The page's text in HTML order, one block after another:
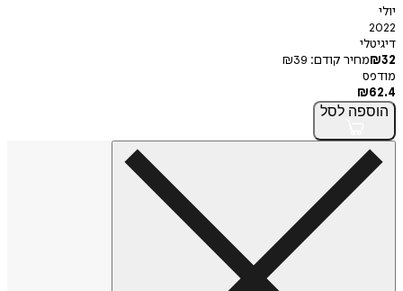
יולי
2022
דיגיטלי
₪32 מחיר קודם: ₪39
מודפס
₪62.4
הוספה לסל